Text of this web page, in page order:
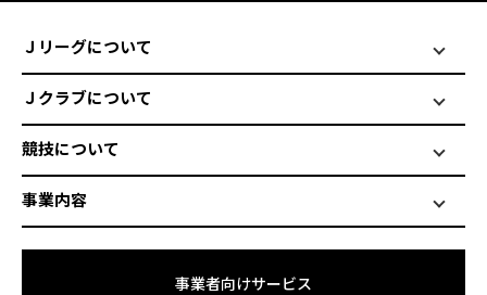
Ｊリーグについて
Ｊクラブについて
競技について
事業内容
事業者向けサービス